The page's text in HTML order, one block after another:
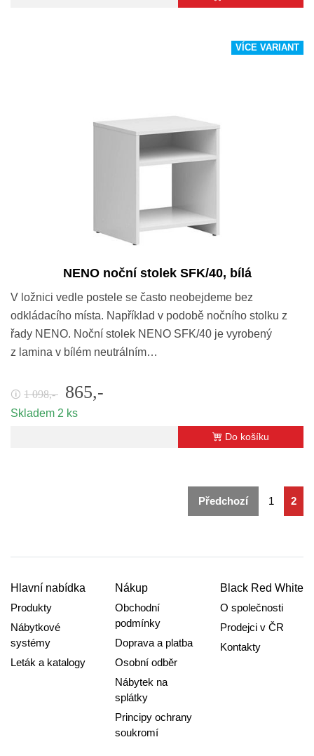
VÍCE VARIANT
NENO noční stolek SFK/40, bílá
V ložnici vedle postele se často neobejdeme bez
odkládacího místa. Například v podobě nočního stolku z
řady NENO. Noční stolek NENO SFK/40 je vyrobený
z lamina v bílém neutrálním…
🛈 1 098,- 865,-
Skladem 2 ks
Do košíku
Předchozí 1 2
Hlavní nabídka
Produkty
Nábytkové
systémy
Leták a katalogy
Nákup
Obchodní
podmínky
Doprava a platba
Osobní odběr
Nábytek na
splátky
Principy ochrany
soukromí
Black Red White
O společnosti
Prodejci v ČR
Kontakty